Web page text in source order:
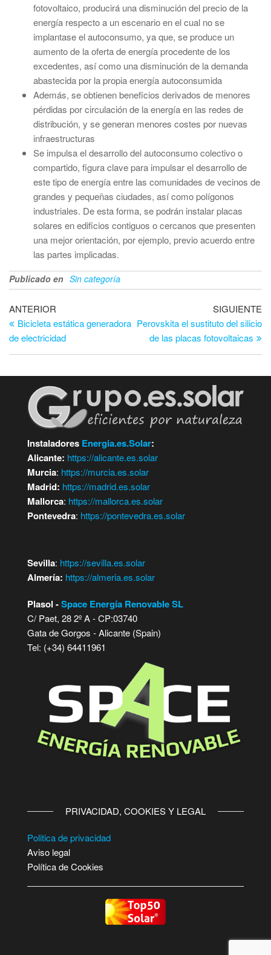
fotovoltaico, producirá una disminución del precio de la
energía respecto a un escenario en el cual no se
implantase el autoconsumo, ya que, se produce un
aumento de la oferta de energía procedente de los
excedentes, así como una disminución de la demanda
abastecida por la propia energía autoconsumida
Además, se obtienen beneficios derivados de menores
pérdidas por circulación de la energía en las redes de
distribución, y se generan menores costes por nuevas
infraestructuras
Se impulsa el desarrollo del autoconsumo colectivo o
compartido, figura clave para impulsar el desarrollo de
este tipo de energía entre las comunidades de vecinos de
grandes y pequeñas ciudades, así como polígonos
industriales. De esta forma, se podrán instalar placas
solares en edificios contiguos o cercanos que presenten
una mejor orientación, por ejemplo, previo acuerdo entre
las partes implicadas.
Publicado en Sin categoría
Navegación
de
entradas
Entrada
anterior
ANTERIOR
Bicicleta estática generadora
de electricidad
SIGUIENTE
Perovskita el sustituto del silicio
de las placas fotovoltaicas
Instaladores Energia.es.Solar:
Alicante: https://alicante.es.solar
Murcia: https://murcia.es.solar
Madrid: https://madrid.es.solar
Mallorca: https://mallorca.es.solar
Pontevedra: https://pontevedra.es.solar
Sevilla: https://sevilla.es.solar
Almería: https://almeria.es.solar
Plasol -Space Energía Renovable SL
C/ Paet, 28 2º A - CP:03740
Gata de Gorgos - Alicante (Spain)
Tel: (+34) 64411961
PRIVACIDAD, COOKIES Y LEGAL
Politica de privacidad
Aviso legal
Política de Cookies